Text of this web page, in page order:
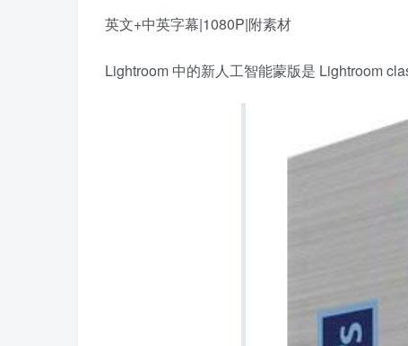
英文+中英字幕|1080P|附素材
Lightroom 中的新人工智能蒙版是 Lightroom